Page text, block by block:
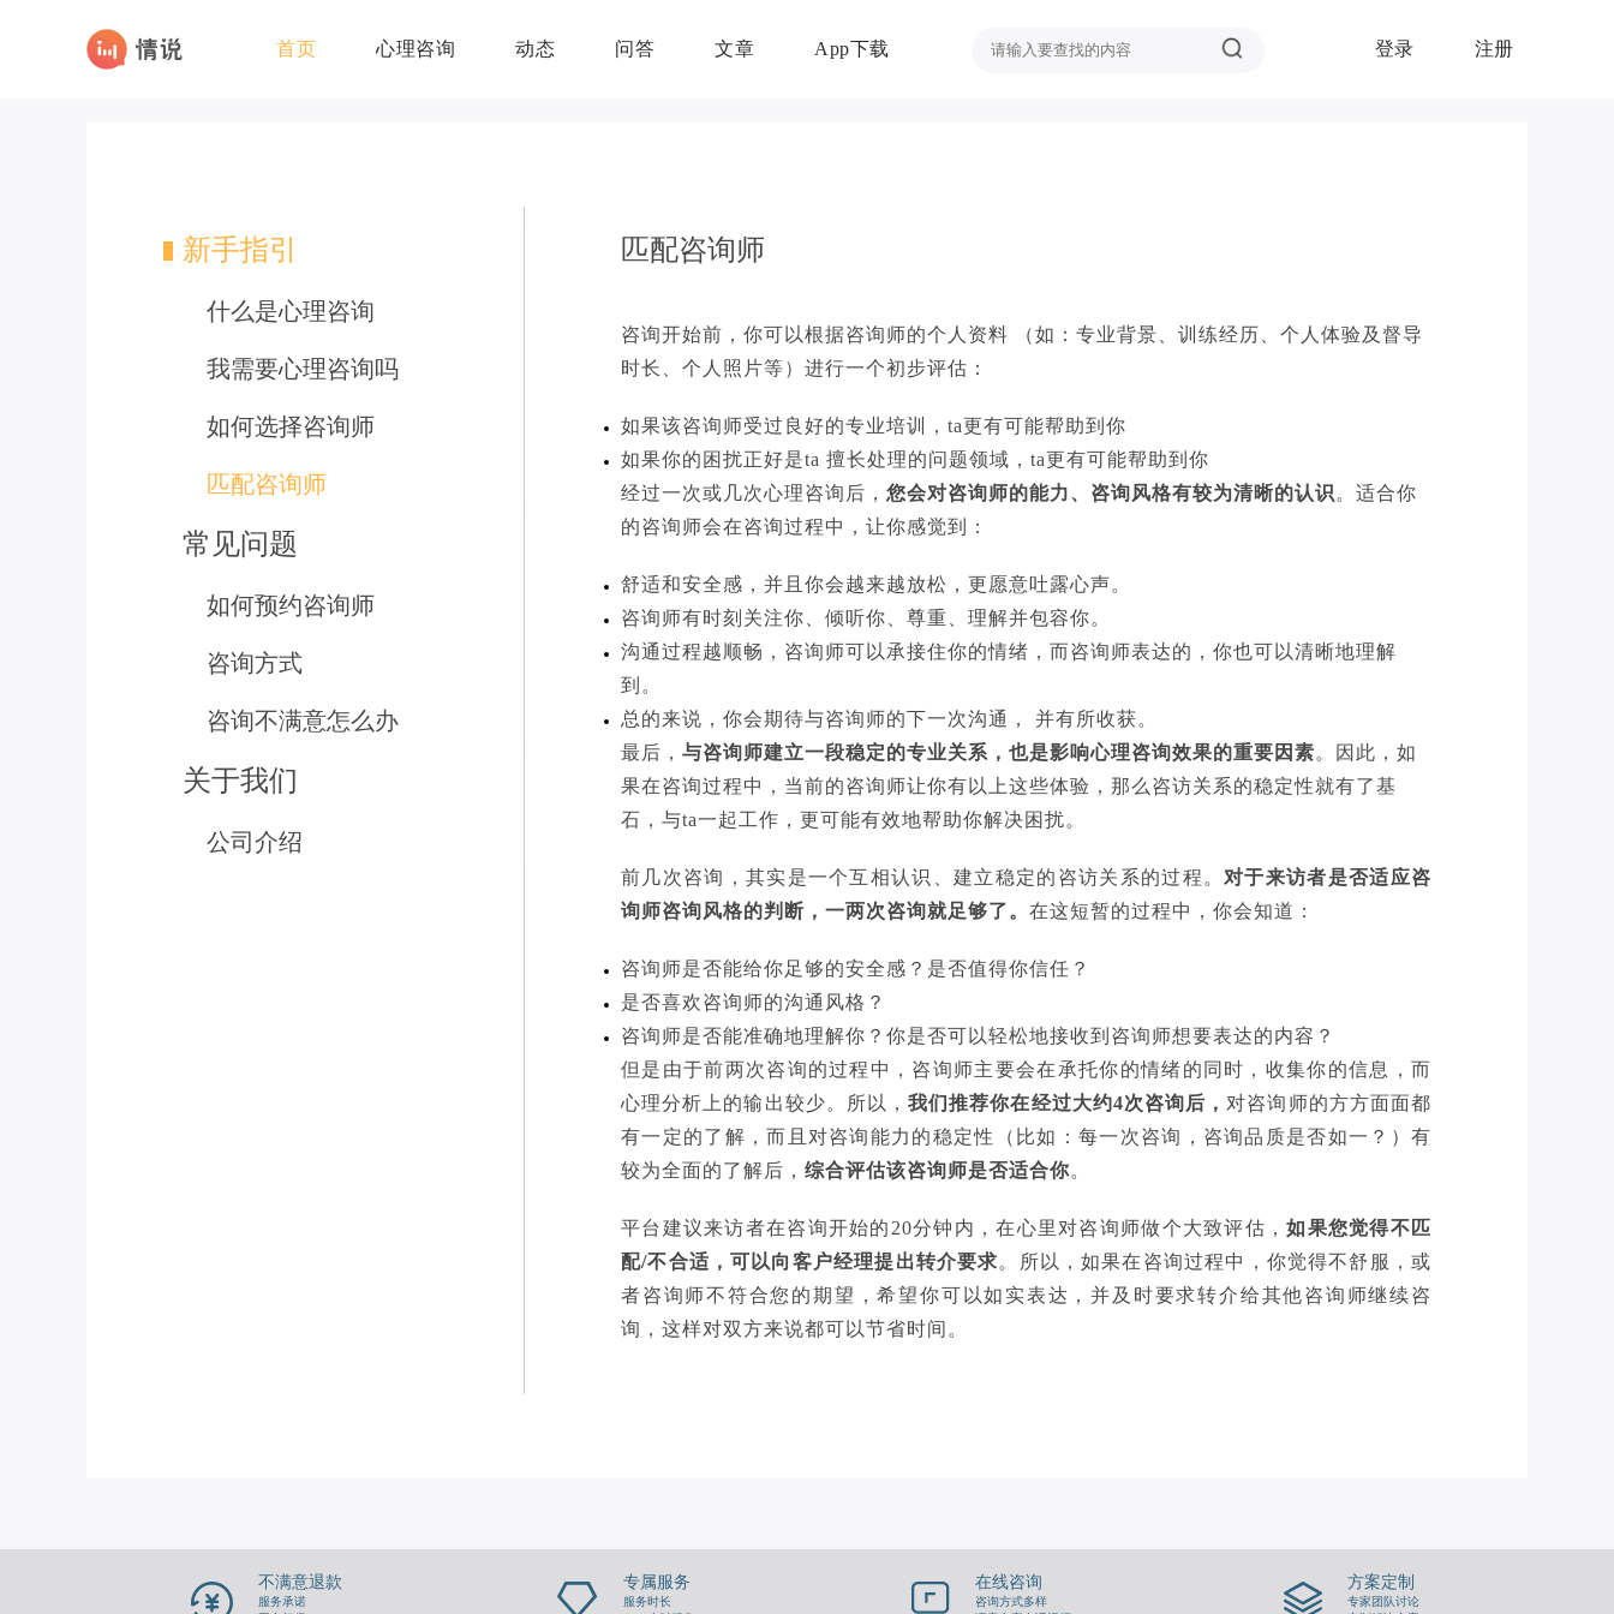
首页 心理咨询 动态 问答 文章 App下载 登录 注册
新手指引
什么是心理咨询
我需要心理咨询吗
如何选择咨询师
匹配咨询师
常见问题
如何预约咨询师
咨询方式
咨询不满意怎么办
关于我们
公司介绍
匹配咨询师
咨询开始前，你可以根据咨询师的个人资料 （如：专业背景、训练经历、个人体验及督导
时长、个人照片等）进行一个初步评估：
如果该咨询师受过良好的专业培训，ta更有可能帮助到你
如果你的困扰正好是ta 擅长处理的问题领域， ta更有可能帮助到你
经过一次或几次心理咨询后， 您会对咨询师的能力、咨询风格有较为清晰的认识 。适合你
的咨询师会在咨询过程中，让你感觉到：
舒适和安全感，并且你会越来越放松，更愿意吐露心声。
咨询师有时刻关注你、倾听你、尊重、理解并包容你。
沟通过程越顺畅，咨询师可以承接住你的情绪，而咨询师表达的，你也可以清晰地理解
到。
总的来说，你会期待与咨询师的下一次沟通， 并有所收获。
最后， 与咨询师建立一段稳定的专业关系，也是影响心理咨询效果的重要因素。因此，如
果在咨询过程中，当前的咨询师让你有以上这些体验，那么咨访关系的稳定性就有了基
石，与ta一起工作，更可能有效地帮助你解决困扰。
前几次咨询，其实是一个互相认识、建立稳定的咨访关系的过程。 对于来访者是否适应咨
询师咨询风格的判断，一两次咨询就足够了。 在这短暂的过程中，你会知道：
咨询师是否能给你足够的安全感？是否值得你信任？
是否喜欢咨询师的沟通风格？
咨询师是否能准确地理解你？你是否可以轻松地接收到咨询师想要表达的内容？
但是由于前两次咨询的过程中，咨询师主要会在 承托你的情绪的同时， 收集你的信息，而
心理分析上的输出较少。所以，我们推荐你在经过大约4次咨询后， 对咨询师的方方面面都
有一定的了解，而且对咨询能力的稳定性（比如：每一次咨询，咨询品质是否如一？）有
较为全面的了解后， 综合评估该咨询师是否适合你。
平台建议来访者在咨询开始的20分钟内，在心里对咨询师做个大致评估，如果您觉得不匹
配/不合适，可以向客户经理提出转介要求。所以，如果在咨询过程中，你觉得不舒服，或
者咨询师不符合您的期望，希望你可以如实表达，并及时要求转介给其他咨询师继续咨
询，这样对双方来说都可以节省时间。
不满意退款
服务承诺
专属服务
服务时长
在线咨询
咨询方式多样
方案定制
专家团队讨论